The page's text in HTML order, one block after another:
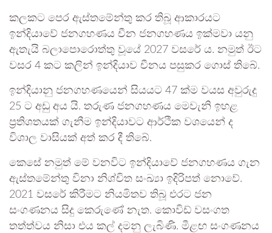
කලකට පෙර ඇස්තමේන්තු කර තිබූ ආකාරයට
ඉන්දියාවේ ජනගහණය චීන ජනගහණය ඉක්මවා යනු
ඇතැයි බලාපොරොත්තු වූයේ 2027 වසරේ ය. නමුත් ඊට
වසර 4 කට කලින් ඉන්දියාව චීනය පසුකර ගොස් තිබේ.
ඉන්දියානු ජනගහණයෙන් සියයට 47 ක්ම වයස අවුරුදු
25 ට අඩු අය යි. තරුණ ජනගහණය මෙවැනි ඉහළ
ප්‍රතිශතයක් ගැනීම ඉන්දියාවට ආර්ථික වශයෙන් ද
විශාල වාසියක් අත් කර දී තිබේ.
කෙසේ නමුත් මේ වනවිට ඉන්දියාවේ ජනගහණය ගැන
ඇස්තමේන්තු විනා නිශ්චිත සංඛ්‍යා ඉදිරිපත් නොවේ.
2021 වසරේ කිරීමට නියමිතව තිබූ එරට ජන
සංගණනය සිදු කෙරුණේ නැත. කොවිඩ් වසංගත
තත්ත්වය නිසා එය කල් දමනු ලැබිණි. මීළඟ සංගණනය